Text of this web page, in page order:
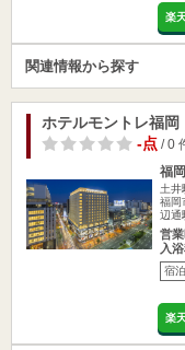
楽
関連情報から探す
ホテルモントレ福岡
-点/ 0
福
土井
福岡
辺
営
入
宿泊
楽